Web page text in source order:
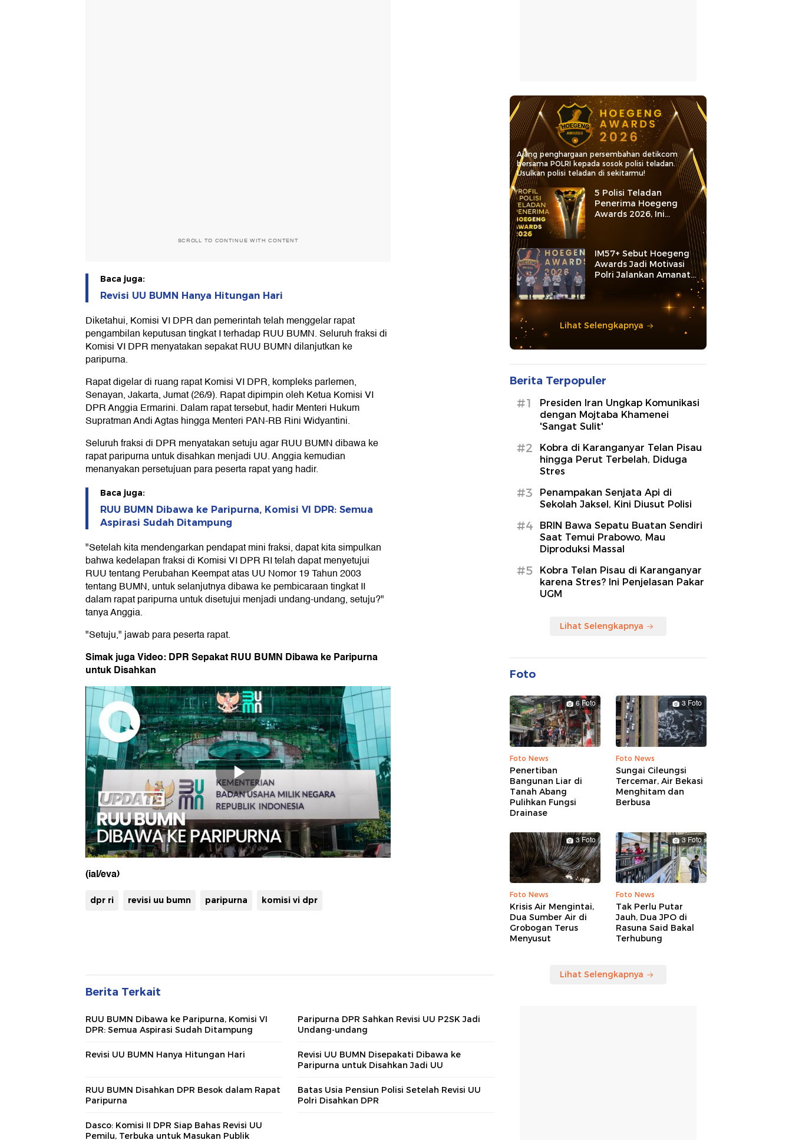
SCROLL TO CONTINUE WITH CONTENT
Baca juga:
Revisi UU BUMN Hanya Hitungan Hari
Diketahui, Komisi VI DPR dan pemerintah telah menggelar rapat
pengambilan keputusan tingkat I terhadap RUU BUMN. Seluruh fraksi di
Komisi VI DPR menyatakan sepakat RUU BUMN dilanjutkan ke
paripurna.
Rapat digelar di ruang rapat Komisi VI DPR, kompleks parlemen,
Senayan, Jakarta, Jumat (26/9). Rapat dipimpin oleh Ketua Komisi VI
DPR Anggia Ermarini. Dalam rapat tersebut, hadir Menteri Hukum
Supratman Andi Agtas hingga Menteri PAN-RB Rini Widyantini.
Seluruh fraksi di DPR menyatakan setuju agar RUU BUMN dibawa ke
rapat paripurna untuk disahkan menjadi UU. Anggia kemudian
menanyakan persetujuan para peserta rapat yang hadir.
Baca juga:
RUU BUMN Dibawa ke Paripurna, Komisi VI DPR: Semua
Aspirasi Sudah Ditampung
"Setelah kita mendengarkan pendapat mini fraksi, dapat kita simpulkan
bahwa kedelapan fraksi di Komisi VI DPR RI telah dapat menyetujui
RUU tentang Perubahan Keempat atas UU Nomor 19 Tahun 2003
tentang BUMN, untuk selanjutnya dibawa ke pembicaraan tingkat II
dalam rapat paripurna untuk disetujui menjadi undang-undang, setuju?"
tanya Anggia.
"Setuju," jawab para peserta rapat.
Simak juga Video: DPR Sepakat RUU BUMN Dibawa ke Paripurna
untuk Disahkan
(ial/eva)
dpr ri revisi uu bumn paripurna komisi vi dpr
Berita Terkait
RUU BUMN Dibawa ke Paripurna, Komisi VI
DPR: Semua Aspirasi Sudah Ditampung
Paripurna DPR Sahkan Revisi UU P2SK Jadi
Undang-undang
Revisi UU BUMN Hanya Hitungan Hari
Revisi UU BUMN Disepakati Dibawa ke
Paripurna untuk Disahkan Jadi UU
RUU BUMN Disahkan DPR Besok dalam Rapat
Paripurna
Batas Usia Pensiun Polisi Setelah Revisi UU
Polri Disahkan DPR
Dasco: Komisi II DPR Siap Bahas Revisi UU
Pemilu, Terbuka untuk Masukan Publik
Ajang penghargaan persembahan detikcom
bersama POLRI kepada sosok polisi teladan.
Usulkan polisi teladan di sekitarmu!
5 Polisi Teladan
Penerima Hoegeng
Awards 2026, Ini
Kategori dan Kiprahnya
IM57+ Sebut Hoegeng
Awards Jadi Motivasi
Polri Jalankan Amanat
Lihat Selengkapnya
Berita Terpopuler
#1
Presiden Iran Ungkap Komunikasi
dengan Mojtaba Khamenei
'Sangat Sulit'
#2
Kobra di Karanganyar Telan Pisau
hingga Perut Terbelah, Diduga
Stres
#3
Penampakan Senjata Api di
Sekolah Jaksel, Kini Diusut Polisi
#4
BRIN Bawa Sepatu Buatan Sendiri
Saat Temui Prabowo, Mau
Diproduksi Massal
#5
Kobra Telan Pisau di Karanganyar
karena Stres? Ini Penjelasan Pakar
UGM
Lihat Selengkapnya
Foto
6 Foto
Foto News
Penertiban
Bangunan Liar di
Tanah Abang
Pulihkan Fungsi
Drainase
3 Foto
Foto News
Sungai Cileungsi
Tercemar, Air Bekasi
Menghitam dan
Berbusa
3 Foto
Foto News
Krisis Air Mengintai,
Dua Sumber Air di
Grobogan Terus
Menyusut
3 Foto
Foto News
Tak Perlu Putar
Jauh, Dua JPO di
Rasuna Said Bakal
Terhubung
Lihat Selengkapnya